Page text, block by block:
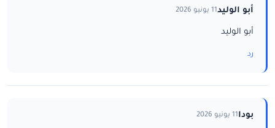
أبو الوليد11 يونيو 2026
أبو الوليد
رد
بودا11 يونيو 2026